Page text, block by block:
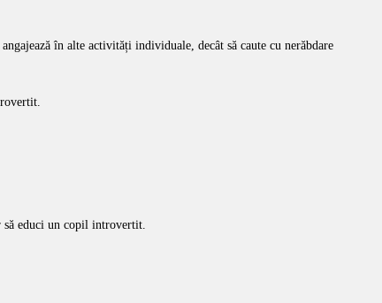
în alte activități individuale, decât să caute cu nerăbdare
educi un copil introvertit.